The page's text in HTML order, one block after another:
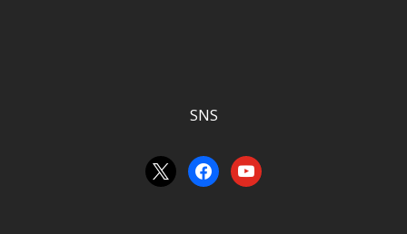
SNS
x facebook
youtube